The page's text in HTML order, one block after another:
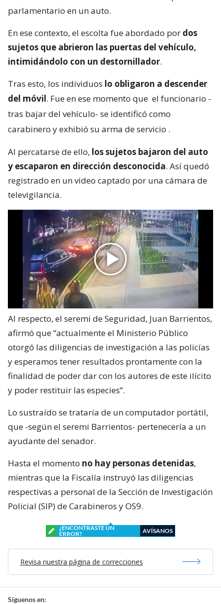
parlamentario en un auto.
En ese contexto, el escolta fue abordado por dos
sujetos que abrieron las puertas del vehículo,
intimidándolo con un destornillador.
Tras esto, los individuos lo obligaron a descender
del móvil. Fue en ese momento que el funcionario -
tras bajar del vehículo- se identificó como
carabinero y exhibió su arma de servicio .
Al percatarse de ello, los sujetos bajaron del auto
y escaparon en dirección desconocida. Así quedó
registrado en un video captado por una cámara de
televigilancia.
Al respecto, el seremi de Seguridad, Juan Barrientos,
afirmó que “actualmente el Ministerio Público
otorgó las diligencias de investigación a las policías
y esperamos tener resultados prontamente con la
finalidad de poder dar con los autores de este ilícito
y poder restituir las especies”.
Lo sustraído se trataría de un computador portátil,
que -según el seremi Barrientos- pertenecería a un
ayudante del senador.
Hasta el momento no hay personas detenidas,
mientras que la Fiscalía instruyó las diligencias
respectivas a personal de la Sección de Investigación
Policial (SIP) de Carabineros y OS9.
¿ENCONTRASTE UN
ERROR?
AVÍSANOS
Revisa nuestra página de correcciones
Síguenos en: